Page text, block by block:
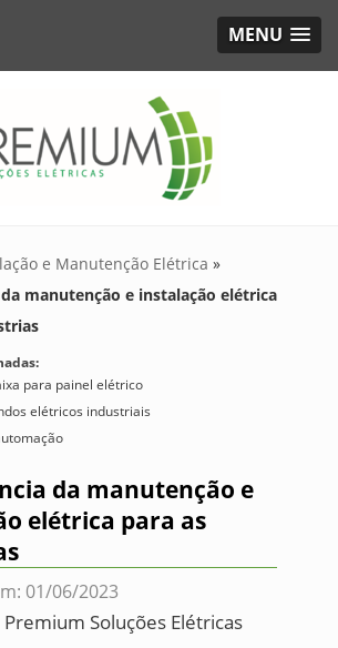
MENU
e Manutenção Elétrica »
manutenção e instalação elétrica
para painel elétrico
elétricos industriais
da manutenção e
elétrica para as
01/06/2023
Premium Soluções Elétricas